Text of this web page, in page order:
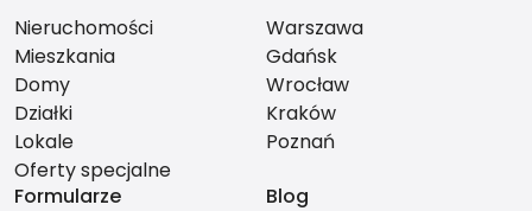
Nieruchomości
Mieszkania
Domy
Działki
Lokale
Oferty specjalne
Warszawa
Gdańsk
Wrocław
Kraków
Poznań
Formularze
Blog